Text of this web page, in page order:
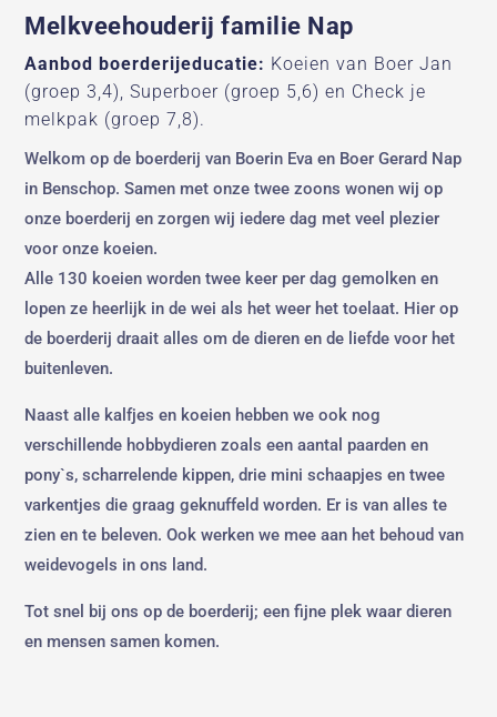
Melkveehouderij familie Nap
Aanbod boerderijeducatie: Koeien van Boer Jan
(groep 3,4), Superboer (groep 5,6) en Check je
melkpak (groep 7,8).
Welkom op de boerderij van Boerin Eva en Boer Gerard Nap
in Benschop. Samen met onze twee zoons wonen wij op
onze boerderij en zorgen wij iedere dag met veel plezier
voor onze koeien.
Alle 130 koeien worden twee keer per dag gemolken en
lopen ze heerlijk in de wei als het weer het toelaat. Hier op
de boerderij draait alles om de dieren en de liefde voor het
buitenleven.
Naast alle kalfjes en koeien hebben we ook nog
verschillende hobbydieren zoals een aantal paarden en
pony`s, scharrelende kippen, drie mini schaapjes en twee
varkentjes die graag geknuffeld worden. Er is van alles te
zien en te beleven. Ook werken we mee aan het behoud van
weidevogels in ons land.
Tot snel bij ons op de boerderij; een fijne plek waar dieren
en mensen samen komen.